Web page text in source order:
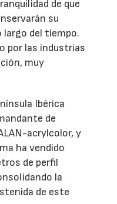
de que
su
del tiempo.
por las industrias
muy
Ibérica
de
acrylcolor, y
ha vendido
de perfil
la
de este